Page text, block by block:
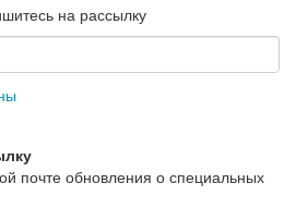
на рассылку
почте обновления о специальных